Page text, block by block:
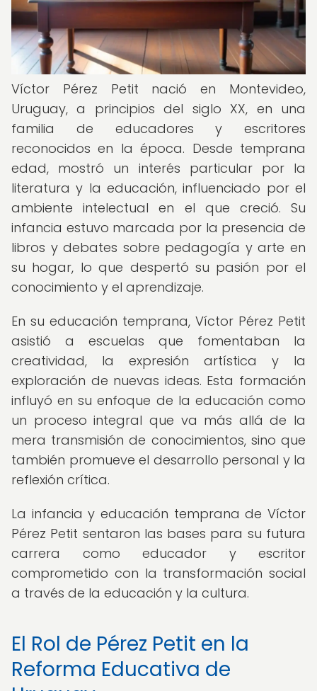
Víctor Pérez Petit nació en Montevideo,
Uruguay, a principios del siglo XX, en una
familia de educadores y escritores
reconocidos en la época. Desde temprana
edad, mostró un interés particular por la
literatura y la educación, influenciado por el
ambiente intelectual en el que creció. Su
infancia estuvo marcada por la presencia de
libros y debates sobre pedagogía y arte en
su hogar, lo que despertó su pasión por el
conocimiento y el aprendizaje.
En su educación temprana, Víctor Pérez Petit
asistió a escuelas que fomentaban la
creatividad, la expresión artística y la
exploración de nuevas ideas. Esta formación
influyó en su enfoque de la educación como
un proceso integral que va más allá de la
mera transmisión de conocimientos, sino que
también promueve el desarrollo personal y la
reflexión crítica.
La infancia y educación temprana de Víctor
Pérez Petit sentaron las bases para su futura
carrera como educador y escritor
comprometido con la transformación social
a través de la educación y la cultura.
El Rol de Pérez Petit en la
Reforma Educativa de